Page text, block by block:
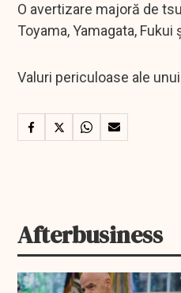
O avertizare majoră de
Toyama, Yamagata,
Valuri periculoase ale
Afterbusiness